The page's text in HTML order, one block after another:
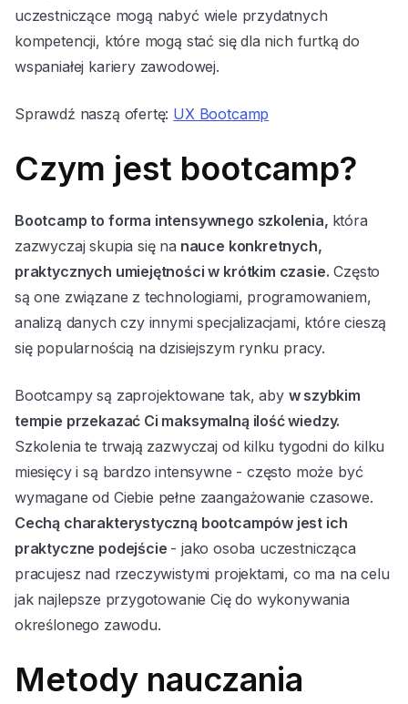
uczestniczące mogą nabyć wiele przydatnych
kompetencji, które mogą stać się dla nich furtką do
wspaniałej kariery zawodowej.
Sprawdź naszą ofertę: UX Bootcamp
Czym jest bootcamp?
Bootcamp to forma intensywnego szkolenia, która
zazwyczaj skupia się na nauce konkretnych,
praktycznych umiejętności w krótkim czasie. Często
są one związane z technologiami, programowaniem,
analizą danych czy innymi specjalizacjami, które cieszą
się popularnością na dzisiejszym rynku pracy.
Bootcampy są zaprojektowane tak, aby w szybkim
tempie przekazać Ci maksymalną ilość wiedzy.
Szkolenia te trwają zazwyczaj od kilku tygodni do kilku
miesięcy i są bardzo intensywne - często może być
wymagane od Ciebie pełne zaangażowanie czasowe.
Cechą charakterystyczną bootcampów jest ich
praktyczne podejście - jako osoba uczestnicząca
pracujesz nad rzeczywistymi projektami, co ma na celu
jak najlepsze przygotowanie Cię do wykonywania
określonego zawodu.
Metody nauczania